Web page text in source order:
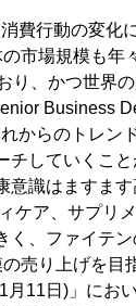
費行動の変化
市場規模も年
り、かつ世界
Business
からのトレン
していくこと
識はますま
ケア、サプリ
、ファイテ
売り上げを目
11日)」にお